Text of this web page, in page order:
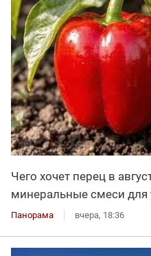
Чего хочет перец в
минеральные смеси для
Панорама вчера, 18:36